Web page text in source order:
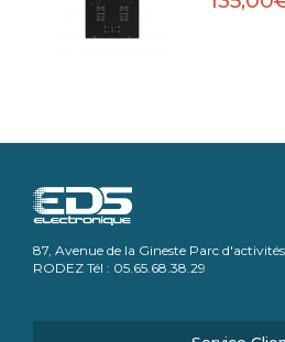
87, Avenue de la Gineste Parc
RODEZ Tél : 05.65.68.38.29